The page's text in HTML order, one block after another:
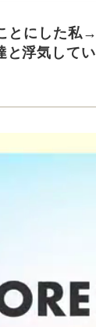
とにした
浮気してい